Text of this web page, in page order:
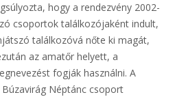
hogy a rendezvény 2002-
csoportok találkozójaként indult,
találkozóvá nőte ki magát,
az amatőr helyett, a
fogják használni. A
Néptánc csoport